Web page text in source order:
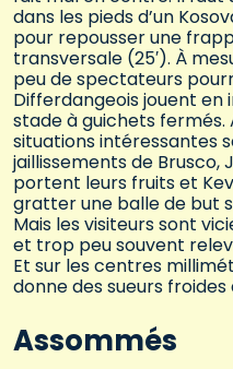
dans les pieds d’un
pour repousser une
transversale (25′). À
peu de spectateurs
Differdangeois jouent en
stade à guichets fermés.
situations intéressantes
jaillissements de Brusco,
portent leurs fruits et
gratter une balle de but
Mais les visiteurs sont
et trop peu souvent
Et sur les centres
donne des sueurs froides
Assommés